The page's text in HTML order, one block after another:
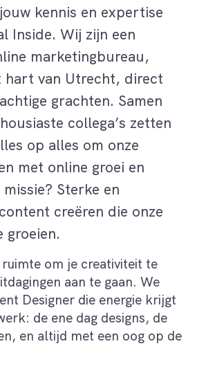
kennis en expertise
Inside. Wij zijn een
marketingbureau,
hart van Utrecht, direct
grachten. Samen
collega’s zetten
op alles om onze
met online groei en
Sterke en
creëren die onze
groeien.
om je creativiteit te
aan te gaan. We
Designer die energie krijgt
de ene dag designs, de
en altijd met een oog op de